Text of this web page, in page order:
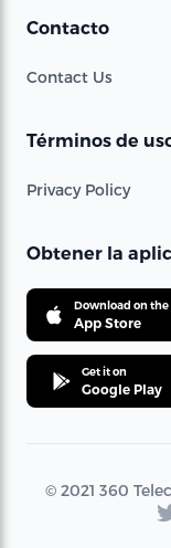
Contacto
Contact Us
Términos de
Privacy Policy
Obtener la
Download on the
App Store
Get it on
Google Play
© 2021 360